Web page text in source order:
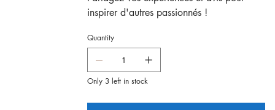
inspirer d'autres passionnés !
Quantity
Only 3 left in stock